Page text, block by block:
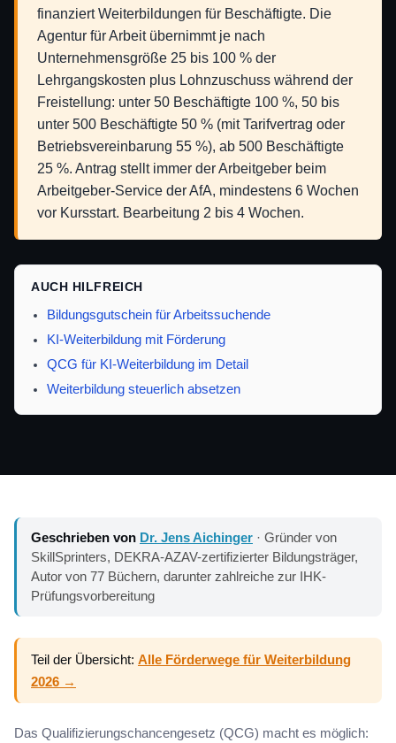
finanziert Weiterbildungen für Beschäftigte. Die
Agentur für Arbeit übernimmt je nach
Unternehmensgröße 25 bis 100 % der
Lehrgangskosten plus Lohnzuschuss während der
Freistellung: unter 50 Beschäftigte 100 %, 50 bis
unter 500 Beschäftigte 50 % (mit Tarifvertrag oder
Betriebsvereinbarung 55 %), ab 500 Beschäftigte
25 %. Antrag stellt immer der Arbeitgeber beim
Arbeitgeber-Service der AfA, mindestens 6 Wochen
vor Kursstart. Bearbeitung 2 bis 4 Wochen.
AUCH HILFREICH
Bildungsgutschein für Arbeitssuchende
KI-Weiterbildung mit Förderung
QCG für KI-Weiterbildung im Detail
Weiterbildung steuerlich absetzen
Geschrieben von Dr. Jens Aichinger · Gründer von
SkillSprinters, DEKRA-AZAV-zertifizierter Bildungsträger,
Autor von 77 Büchern, darunter zahlreiche zur IHK-
Prüfungsvorbereitung
Teil der Übersicht: Alle Förderwege für Weiterbildung
2026 →
Das Qualifizierungschancengesetz (QCG) macht es möglich: